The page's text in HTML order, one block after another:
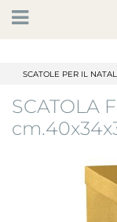
Open
SCATOLE PER IL
SCATOLA